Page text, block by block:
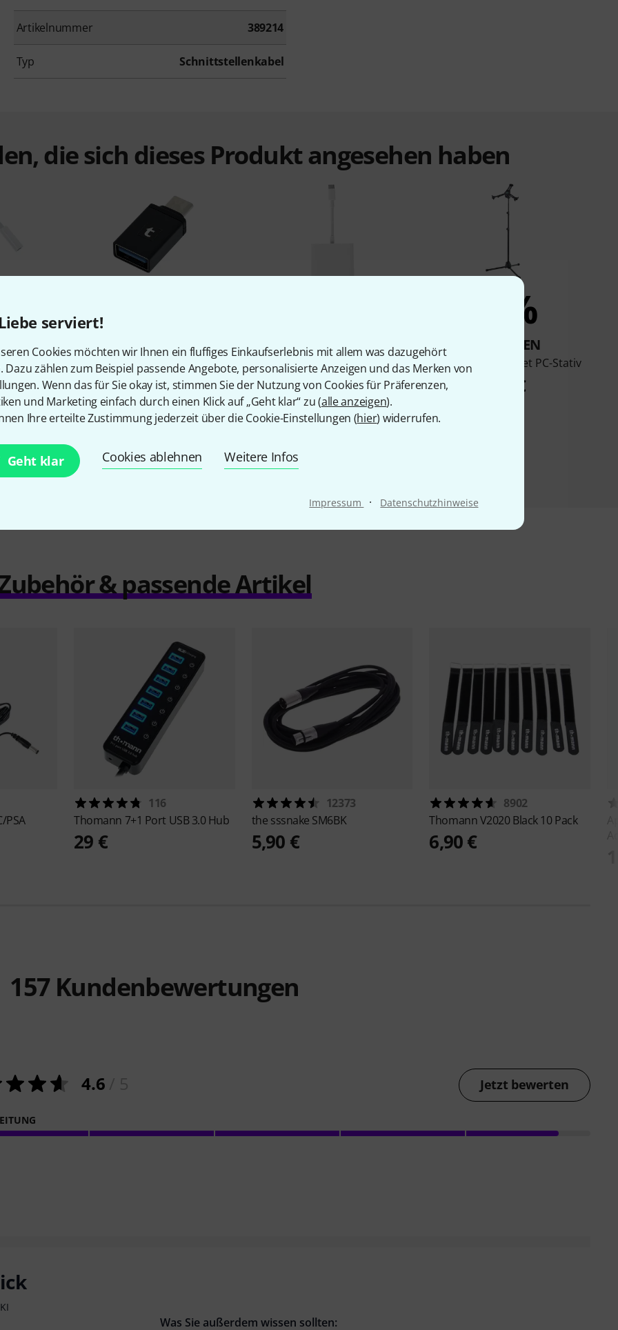
serviert!
Cookies möchten wir Ihnen ein fluffiges Einkaufserlebnis mit allem was dazugehört
Dazu zählen zum Beispiel passende Angebote, personalisierte Anzeigen und das Merken von
Wenn das für Sie okay ist, stimmen Sie der Nutzung von Cookies für Präferenzen,
und Marketing einfach durch einen Klick auf „Geht klar“ zu (alle anzeigen).
Ihre erteilte Zustimmung jederzeit über die Cookie-Einstellungen (hier) widerrufen.
Geht klar Cookies ablehnen Weitere Infos
Impressum · Datenschutzhinweise
Artikelnummer 389214
Typ Schnittstellenkabel
die sich dieses Produkt angesehen haben
Klinke
KAUFTEN
Thomann USB C to USB A OTG
Adapter
2,99 €
KAUFTEN
Apple USB-C Digital AV
Multiport Ad.
79 €
3%
KAUFTEN
K&M 19793 Tablet PC-Stativ
58 €
Vergleichen
& passende Artikel
PSA
116
Thomann 7+1 Port USB 3.0 Hub
29 €
12373
the sssnake SM6BK
5,90 €
8902
ThomannV2020 Black 10 Pack
6,90 €
157Kundenbewertungen
4.6 Jetzt bewerten
Was Sie außerdem wissen sollten: